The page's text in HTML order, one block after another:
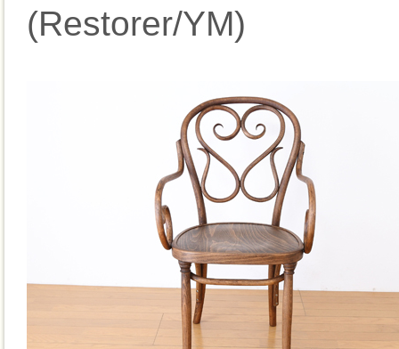
(Restorer/YM)